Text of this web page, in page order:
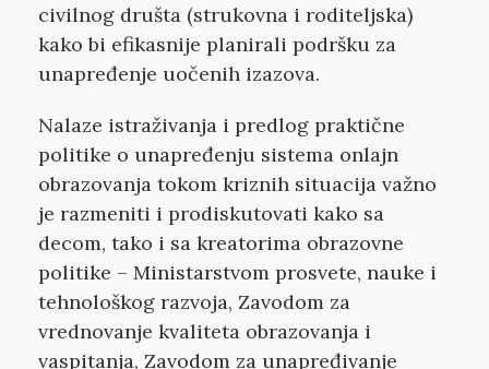
civilnog društa (strukovna i roditeljska)
kako bi efikasnije planirali podršku za
unapređenje uočenih izazova.
Nalaze istraživanja i predlog praktične
politike o unapređenju sistema onlajn
obrazovanja tokom kriznih situacija važno
je razmeniti i prodiskutovati kako sa
decom, tako i sa kreatorima obrazovne
politike – Ministarstvom prosvete, nauke i
tehnološkog razvoja, Zavodom za
vrednovanje kvaliteta obrazovanja i
vaspitanja, Zavodom za unapređivanje